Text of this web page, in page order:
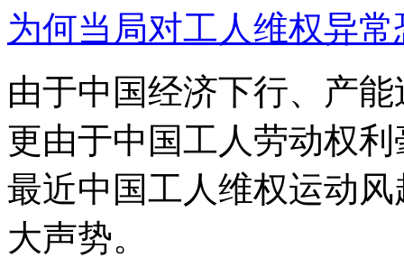
为何当局对工人维权异
由于中国经济下行、产
更由于中国工人劳动权
最近中国工人维权运动
大声势。